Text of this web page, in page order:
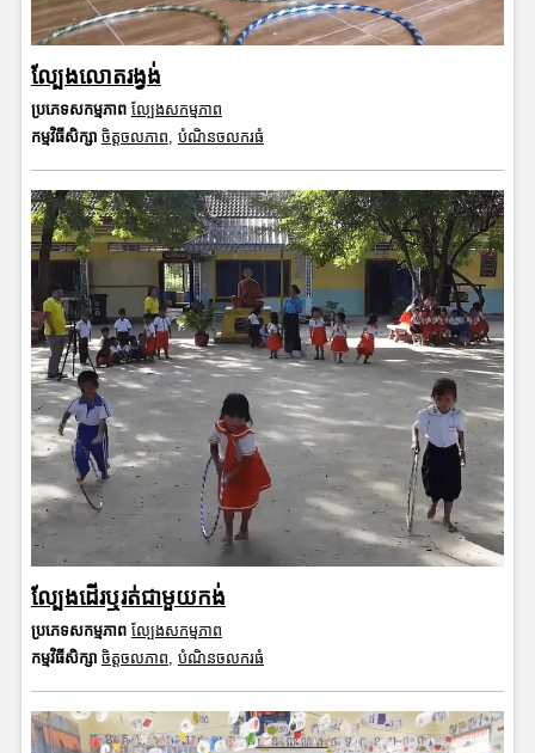
ល្បែងលោតរង្វង់
ប្រភេទសកម្មភាព ល្បែងសកម្មភាព
កម្មវិធីសិក្សា ចិត្តចលភាព, បំណិនចលករធំ
ល្បែងដើរឬរត់ជាមួយកង់
ប្រភេទសកម្មភាព ល្បែងសកម្មភាព
កម្មវិធីសិក្សា ចិត្តចលភាព បំណិនចលករធំ